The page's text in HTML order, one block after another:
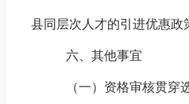
县同层次人才的引进优惠政
六、其他事宜
（一）资格审核贯穿